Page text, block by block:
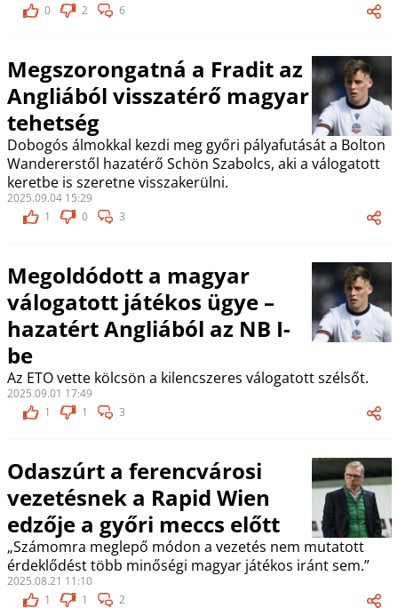
0
2 6
Megszorongatná a Fradit az
Angliából visszatérő magyar
tehetség
Dobogós álmokkal kezdi meg győri pályafutását a Bolton
Wandererstől hazatérő Schön Szabolcs, aki a válogatott
keretbe is szeretne visszakerülni.
2025.09.04 15:29
1
0 3
Megoldódott a magyar
válogatott játékos ügye –
hazatért Angliából az NB I-
be
Az ETO vette kölcsön a kilencszeres válogatott szélsőt.
2025.09.01 17:49
1
1 3
Odaszúrt a ferencvárosi
vezetésnek a Rapid Wien
edzője a győri meccs előtt
„Számomra meglepő módon a vezetés nem mutatott
érdeklődést több minőségi magyar játékos iránt sem.”
2025.08.21 11:10
1
1 2